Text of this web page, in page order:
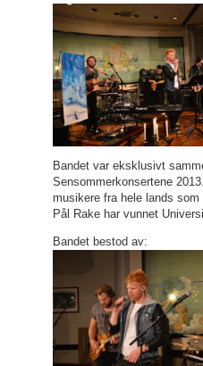
Bandet var eksklusivt
Sensommerkonsertene
musikere fra hele lands
Pål Rake har vunnet
Bandet bestod av: